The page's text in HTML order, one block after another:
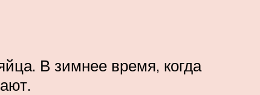
В зимнее время, когда